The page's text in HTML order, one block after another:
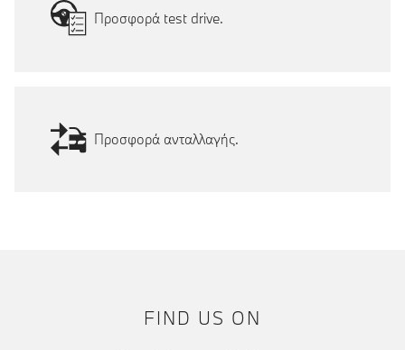
Προσφορά test drive.
Προσφορά ανταλλαγής.
FIND US ON